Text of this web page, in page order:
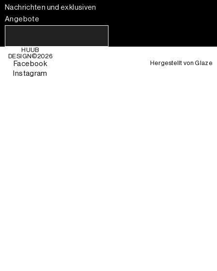
Nachrichten und exklusiven
Angebote
HUUB
DESIGN©2026
Facebook
Instagram
Hergestellt vonGlaze